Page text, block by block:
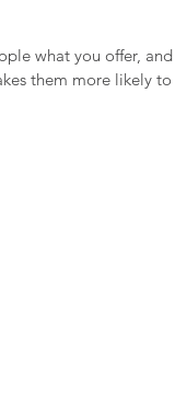
what you offer,
them more likely